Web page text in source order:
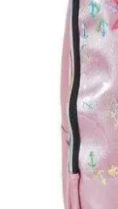
Εξαντλημένο